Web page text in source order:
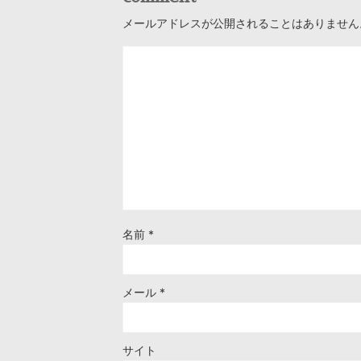
メールアドレスが公開されることはありませ
名前 *
メール *
サイト